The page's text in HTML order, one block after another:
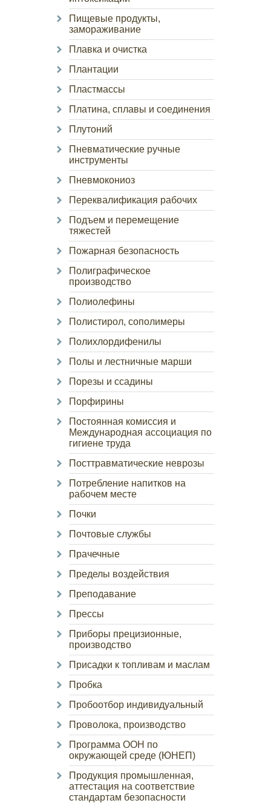
Пищевые продукты,
замораживание
Плавка и очистка
Плантации
Пластмассы
Платина, сплавы и соединения
Плутоний
Пневматические ручные
инструменты
Пневмокониоз
Переквалификация рабочих
Подъем и перемещение
тяжестей
Пожарная безопасность
Полиграфическое
производство
Полиолефины
Полистирол, сополимеры
Полихлордифенилы
Полы и лестничные марши
Порезы и ссадины
Порфирины
Постоянная комиссия и
Международная ассоциация по
гигиене труда
Посттравматические неврозы
Потребление напитков на
рабочем месте
Почки
Почтовые службы
Прачечные
Пределы воздействия
Преподавание
Прессы
Приборы прецизионные,
производство
Присадки к топливам и маслам
Пробка
Пробоотбор индивидуальный
Проволока, производство
Программа ООН по
окружающей среде (ЮНЕП)
Продукция промышленная,
аттестация на соответствие
стандартам безопасности